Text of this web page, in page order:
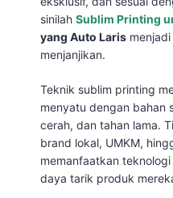
sinilah Sublim Printing
yang Auto Laris
menjanjikan.
Teknik sublim printing
menyatu dengan bahan
cerah, dan tahan lama.
brand lokal, UMKM,
memanfaatkan
daya tarik produk